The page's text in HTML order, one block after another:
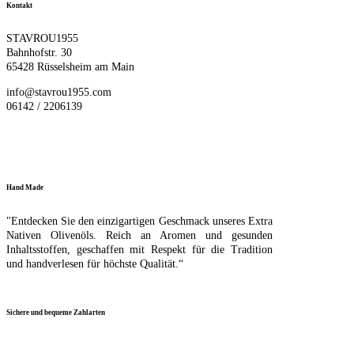
Kontakt
STAVROU1955
Bahnhofstr. 30
65428 Rüsselsheim am Main
info@stavrou1955.com
06142 / 2206139
Hand Made
"Entdecken Sie den einzigartigen Geschmack unseres Extra
Nativen Olivenöls. Reich an Aromen und gesunden
Inhaltsstoffen, geschaffen mit Respekt für die Tradition
und handverlesen für höchste Qualität.“
Sichere und bequeme Zahlarten